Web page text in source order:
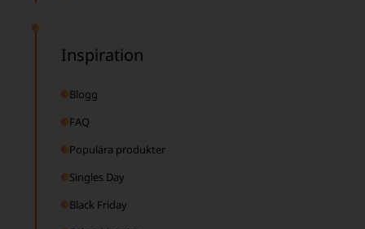
Inspiration
Blogg
FAQ
Populära produkter
Singles Day
Black Friday